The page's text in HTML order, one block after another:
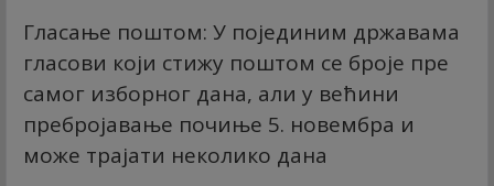
Гласање поштом: У појединим државама
гласови који стижу поштом се броје пре
самог изборног дана, али у већини
пребројавање почиње 5. новембра и
може трајати неколико дана